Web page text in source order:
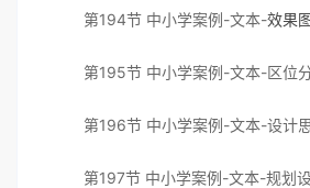
第194节 中小学案例-文本-效果
第195节 中小学案例-文本-区位
第196节 中小学案例-文本-设计
第197节 中小学案例-文本-规划